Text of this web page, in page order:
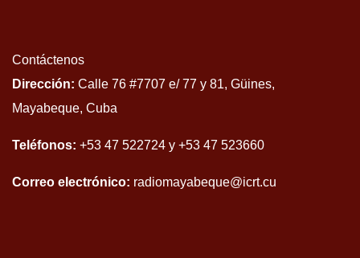
Contáctenos
Dirección: Calle 76 #7707 e/ 77 y 81, Güines,
Mayabeque, Cuba
Teléfonos: +53 47 522724 y +53 47 523660
Correo electrónico: radiomayabeque@icrt.cu